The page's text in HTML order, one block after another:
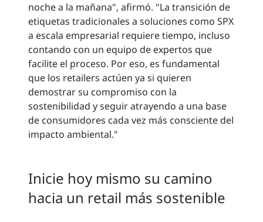
noche a la mañana", afirmó. "La transición de
etiquetas tradicionales a soluciones como SPX
a escala empresarial requiere tiempo, incluso
contando con un equipo de expertos que
facilite el proceso. Por eso, es fundamental
que los retailers actúen ya si quieren
demostrar su compromiso con la
sostenibilidad y seguir atrayendo a una base
de consumidores cada vez más consciente del
impacto ambiental."
Inicie hoy mismo su camino
hacia un retail más sostenible